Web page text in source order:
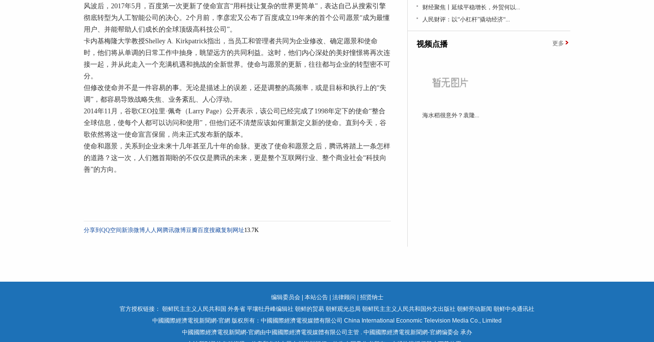
风波后，2017年5月，百度第一次更新了使命宣言“用科技让复杂的世界更简单”，表达自己从搜索引擎
彻底转型为人工智能公司的决心。2个月前，李彦宏又公布了百度成立19年来的首个公司愿景“成为最懂
用户、并能帮助人们成长的全球顶级高科技公司”。
卡内基梅隆大学教授Shelley A. Kirkpatrick指出，当员工和管理者共同为企业修改、确定愿景和使命
时，他们将从单调的日常工作中抽身，眺望远方的共同利益。这时，他们内心深处的美好憧憬将再次连
接一起，并从此走入一个充满机遇和挑战的全新世界。使命与愿景的更新，往往都与企业的转型密不可
分。
但修改使命并不是一件容易的事。无论是描述上的误差，还是调整的高频率，或是目标和执行上的“失
调”，都容易导致战略失焦、业务紊乱、人心浮动。
2014年11月，谷歌CEO拉里·佩奇（Larry Page）公开表示，该公司已经完成了1998年定下的使命“整合
全球信息，使每个人都可以访问和使用”，但他们还不清楚应该如何重新定义新的使命。直到今天，谷
歌依然将这一使命宣言保留，尚未正式发布新的版本。
使命和愿景，关系到企业未来十几年甚至几十年的命脉。更改了使命和愿景之后，腾讯将踏上一条怎样
的道路？这一次，人们翘首期盼的不仅仅是腾讯的未来，更是整个互联网行业、整个商业社会“科技向
善”的方向。
分享到 QQ空间新浪微博人人网 腾讯微博豆瓣百度搜藏复制网址13.7K
财经聚焦丨延续平稳增长，外贸何以...
人民财评：以“小杠杆”撬动经济“...
视频点播 更多
海水稻很意外？袁隆...
编辑委员会| 本站公告| 法律顾问
招贤纳士
官方授权链接： 朝鲜民主主义人民共和国 外务省 平壤牡丹峰编辑社 朝鲜的贸易 朝鲜观光总局 朝鲜民主主义人民共和国外文出版社 朝鲜劳动新闻 朝鲜中央通讯社
中國國際經濟電視新聞網-官網 版权所有：中國國際經濟電視媒體有限公司 China International Economic Television Media Co., Limited
中國國際經濟電視新聞網-官網由中國國際經濟電視媒體有限公司主管 . 中國國際經濟電視新聞網-官網编委会 承办